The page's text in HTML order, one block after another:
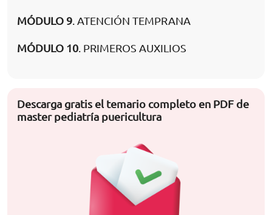
MÓDULO 9. ATENCIÓN TEMPRANA
MÓDULO 10. PRIMEROS AUXILIOS
Descarga gratis el temario completo en PDF de
master pediatría puericultura